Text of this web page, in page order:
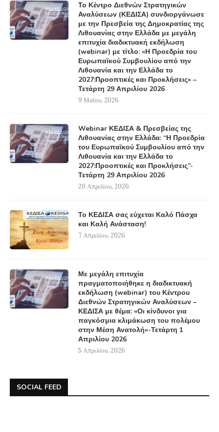
Το Κέντρο Διεθνών Στρατηγικών
Αναλύσεων (ΚΕΔΙΣΑ) συνδιοργάνωσε
με την Πρεσβεία της Δημοκρατίας της
Λιθουανίας στην Ελλάδα με μεγάλη
επιτυχία διαδικτυακή εκδήλωση
(webinar) με τίτλο: «Η Προεδρία του
Ευρωπαϊκού Συμβουλίου από την
Λιθουανία και την Ελλάδα το
2027:Προοπτικές και Προκλήσεις» –
Τετάρτη 29 Απριλίου 2026
9 Μαΐου, 2026
Webinar ΚΕΔΙΣΑ & Πρεσβείας της
Λιθουανίας στην Ελλάδα: “Η Προεδρία
του Ευρωπαϊκού Συμβουλίου από την
Λιθουανία και την Ελλάδα το
2027:Προοπτικές και Προκλήσεις”-
Τετάρτη 29 Απριλίου 2026
20 Απριλίου, 2026
Το ΚΕΔΙΣΑ σας εύχεται Καλό Πάσχα
και Καλή Ανάσταση!
7 Απριλίου, 2026
Με μεγάλη επιτυχία
πραγματοποιήθηκε η διαδικτυακή
εκδήλωση (webinar) του Κέντρου
Διεθνών Στρατηγικών Αναλύσεων –
ΚΕΔΙΣΑ με θέμα: «Οι κίνδυνοι για
παγκόσμια κλιμάκωση του πολέμου
στην Μέση Ανατολή»-Τετάρτη 1
Απριλίου 2026
5 Απριλίου, 2026
SOCIAL FEED